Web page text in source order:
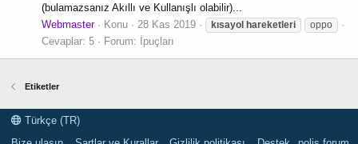
(bulamazsanız Akıllı ve Kullanışlı olabilir)...
Webmaster
Konu 28 Kas 2019 kısayol hareketleri oppo
Cevaplar: 5 Forum: İpuçları
Etiketler
Türkçe (TR)